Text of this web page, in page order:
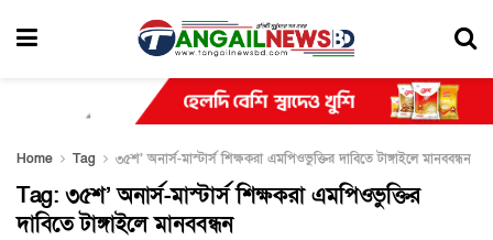
Home Tag ৩৫শ’ অনার্স-মাস্টার্স শিক্ষকরা এমপিওভুক্তির দাবিতে টাঙ্গাইলে মানববন্ধন
Tag:৩৫শ’ অনার্স-মাস্টার্স শিক্ষকরা এমপিওভুক্তির
দাবিতে টাঙ্গাইলে মানববন্ধন